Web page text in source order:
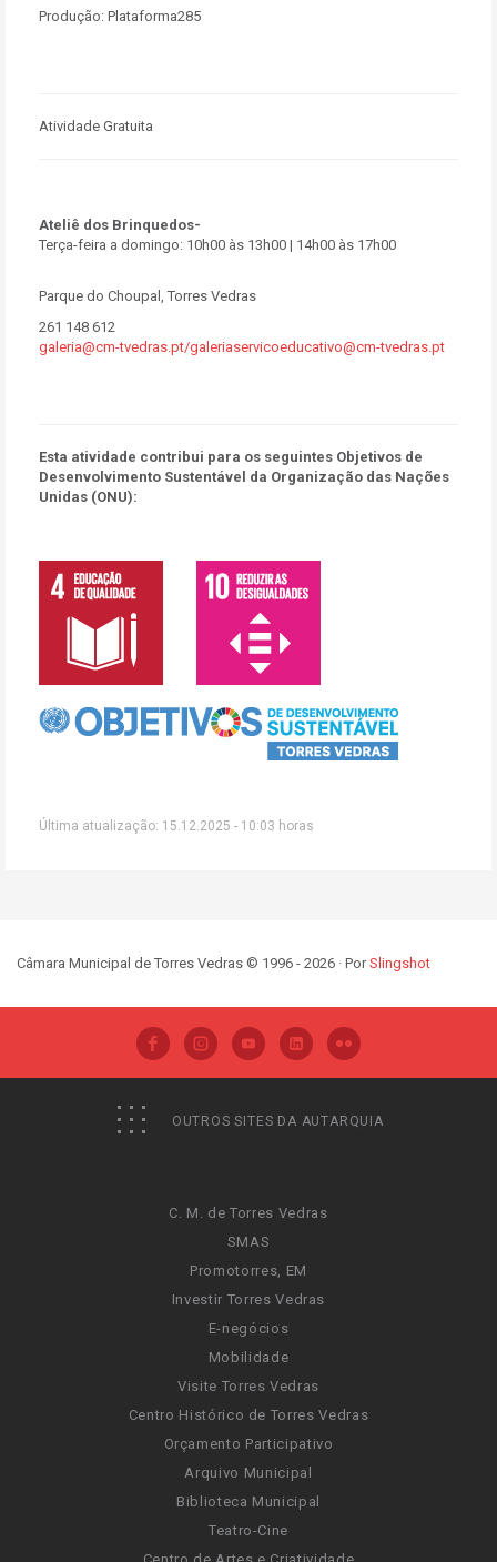
Produção: Plataforma285
Atividade Gratuita
Ateliê dos Brinquedos-
Terça-feira a domingo: 10h00 às 13h00 | 14h00 às 17h00
Parque do Choupal, Torres Vedras
261 148 612
galeria@cm-tvedras.pt/galeriaservicoeducativo@cm-tvedras.pt
Esta atividade contribui para os seguintes Objetivos de
Desenvolvimento Sustentável da Organização das Nações
Unidas (ONU):
Última atualização: 15.12.2025 - 10:03 horas
Câmara Municipal de Torres Vedras © 1996 - 2026 · PorSlingshot
OUTROS SITES DA AUTARQUIA
C. M. de Torres Vedras
SMAS
Promotorres, EM
Investir Torres Vedras
E-negócios
Mobilidade
Visite Torres Vedras
Centro Histórico de Torres Vedras
Orçamento Participativo
Arquivo Municipal
Biblioteca Municipal
Teatro-Cine